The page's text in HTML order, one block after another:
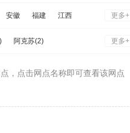
远成快运(28)
安徽 福建 江西 更多+
阿克苏(2) 更多+
，点击网点名称即可查看该网点